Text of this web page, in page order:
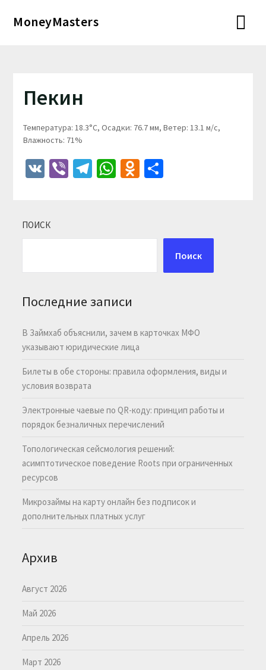
MoneyMasters
Пекин
Температура: 18.3°C, Осадки: 76.7 мм, Ветер: 13.1 м/с,
Влажность: 71%
VKViberTelegram
WhatsApp
Odnoklassniki
Отправить
ПОИСК
Поиск
Последние записи
В Займхаб объяснили, зачем в карточках МФО
указывают юридические лица
Билеты в обе стороны: правила оформления, виды и
условия возврата
Электронные чаевые по QR-коду: принцип работы и
порядок безналичных перечислений
Топологическая сейсмология решений:
асимптотическое поведение Roots при ограниченных
ресурсов
Микрозаймы на карту онлайн без подписок и
дополнительных платных услуг
Архив
Август 2026
Май 2026
Апрель 2026
Март 2026